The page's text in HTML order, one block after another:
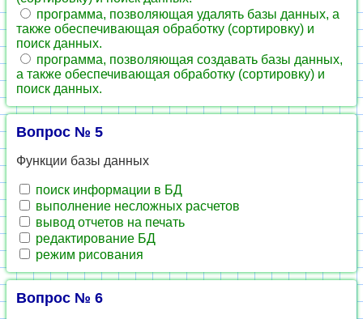
программа, позволяющая удалять базы данных, а
также обеспечивающая обработку (сортировку) и
поиск данных.
программа, позволяющая создавать базы данных,
а также обеспечивающая обработку (сортировку) и
поиск данных.
Вопрос № 5
Функции базы данных
поиск информации в БД
выполнение несложных расчетов
вывод отчетов на печать
редактирование БД
режим рисования
Вопрос № 6